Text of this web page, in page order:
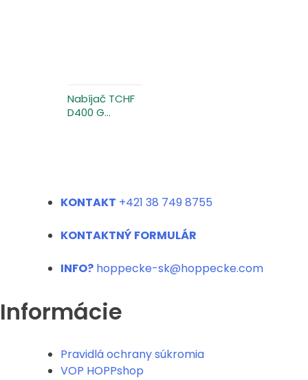
Nabíjač TCHF
D400 G
KONTAKT +421 38 749 8755
KONTAKTNÝ FORMULÁR
INFO? hoppecke-sk@hoppecke.com
Informácie
Pravidlá ochrany súkromia
VOP HOPPshop